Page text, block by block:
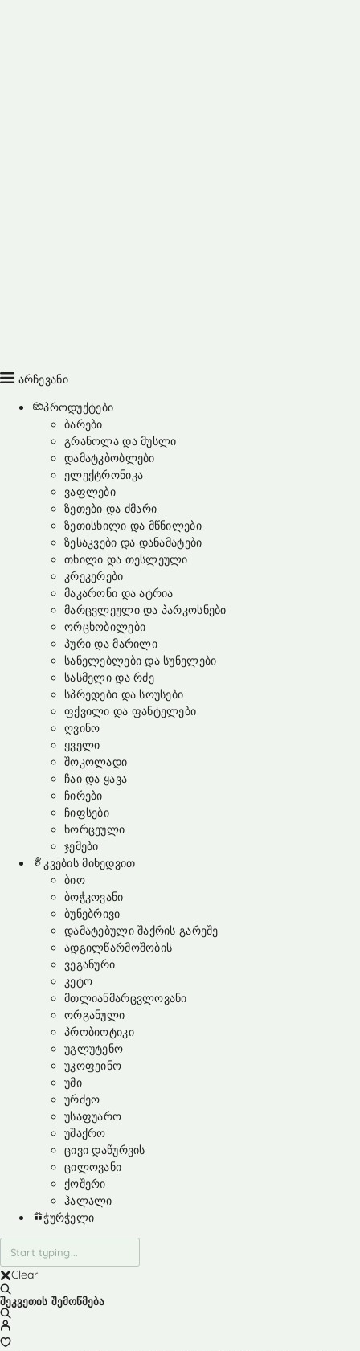
არჩევანი
პროდუქტები
ბარები
გრანოლა და მუსლი
დამატკბობლები
ელექტრონიკა
ვაფლები
ზეთები და ძმარი
ზეთისხილი და მწნილები
ზესაკვები და დანამატები
თხილი და თესლეული
კრეკერები
მაკარონი და ატრია
მარცვლეული და პარკოსნები
ორცხობილები
პური და მარილი
სანელებლები და სუნელები
სასმელი და რძე
სპრედები და სოუსები
ფქვილი და ფანტელები
ღვინო
ყველი
შოკოლადი
ჩაი და ყავა
ჩირები
ჩიფსები
ხორცეული
ჯემები
კვების მიხედვით
ბიო
ბოჭკოვანი
ბუნებრივი
დამატებული შაქრის გარეშე
ადგილწარმოშობის
ვეგანური
კეტო
მთლიანმარცვლოვანი
ორგანული
პრობიოტიკი
უგლუტენო
უკოფეინო
უმი
ურძეო
უსაფუარო
უშაქრო
ცივი დაწურვის
ცილოვანი
ქოშერი
ჰალალი
ჭურჭელი
Clear
შეკვეთის შემოწმება